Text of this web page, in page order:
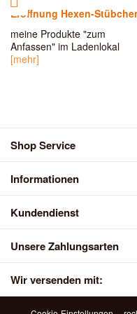
Eröffnung Hexen-
meine Produkte "zum
Anfassen" im Ladenlokal
[mehr]
Shop Service
Informationen
Kundendienst
Unsere Zahlungsarten
Wir versenden mit: